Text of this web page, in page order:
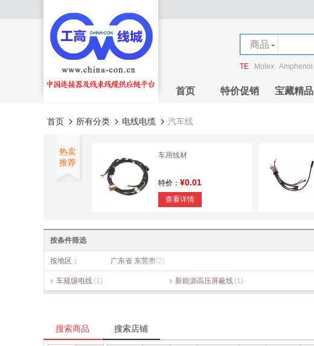
商品
店铺
TE Molex Amphenol
首页 特价促销 宝藏精品
首页 所有分类 电线电缆 汽车线
热卖
推荐
车用线材
特价： ¥0.01
查看详情
按条件筛选
按地区： 广东省 东莞市(2)
车规级电线 (1) 新能源高压屏蔽线 (1)
搜索商品 搜索店铺